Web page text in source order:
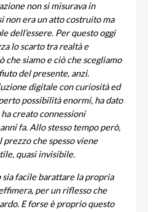
non si misurava in
non era un atto costruito ma
dell’essere. Per questo oggi
lo scarto tra realtà e
che siamo e ciò che scegliamo
del presente, anzi.
digitale con curiosità ed
possibilità enormi, ha dato
ha creato connessioni
fa. Allo stesso tempo però,
che spesso viene
quasi invisibile.
sia facile barattare la propria
per un riflesso che
E forse è proprio questo